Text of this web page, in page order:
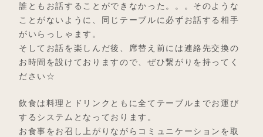
誰ともお話することができなかった。。。そのような
ことがないように、同じテーブルに必ずお話する相手
がいらっしゃます。
そしてお話を楽しんだ後、席替え前には連絡先交換の
お時間を設けておりますので、ぜひ繋がりを持ってく
ださい☆
飲食は料理とドリンクともに全てテーブルまでお運び
するシステムとなっております。
お食事をお召し上がりながらコミュニケーションを取